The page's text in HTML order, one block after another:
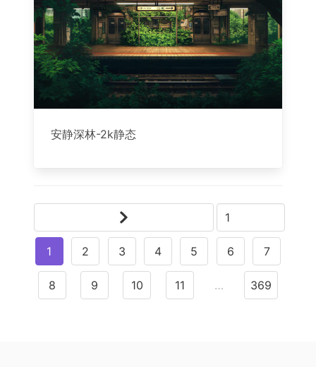
安静深林-2k静态
1 2 3 4 5 6 7
8 9 10 11 … 369